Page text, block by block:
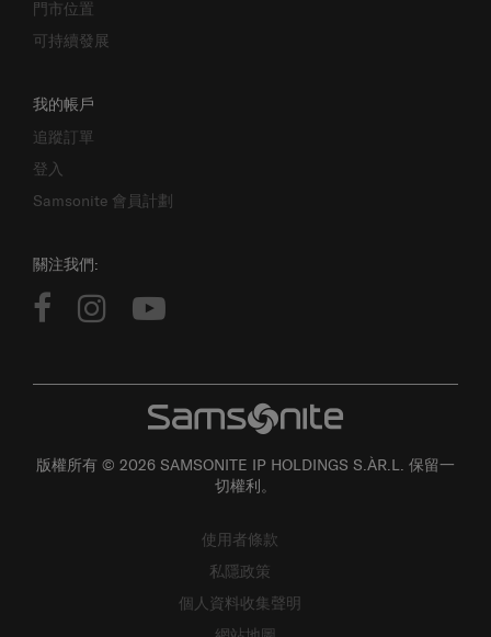
可持續發展
追蹤訂單
登入
Samsonite 會員計劃
切權利。
私隱政策
個人資料收集聲明
網站地圖